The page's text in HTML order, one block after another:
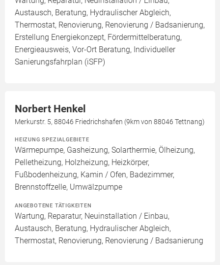
Austausch, Beratung, Hydraulischer Abgleich,
Thermostat, Renovierung, Renovierung / Badsanierung,
Erstellung Energiekonzept, Fördermittelberatung,
Energieausweis, Vor-Ort Beratung, Individueller
Sanierungsfahrplan (iSFP)
Norbert Henkel
Merkurstr. 5, 88046 Friedrichshafen (9km von 88046 Tettnang)
HEIZUNG SPEZIALGEBIETE
Wärmepumpe, Gasheizung, Solarthermie, Ölheizung,
Pelletheizung, Holzheizung, Heizkörper,
Fußbodenheizung, Kamin / Ofen, Badezimmer,
Brennstoffzelle, Umwälzpumpe
ANGEBOTENE TÄTIGKEITEN
Wartung, Reparatur, Neuinstallation / Einbau,
Austausch, Beratung, Hydraulischer Abgleich,
Thermostat, Renovierung, Renovierung / Badsanierung